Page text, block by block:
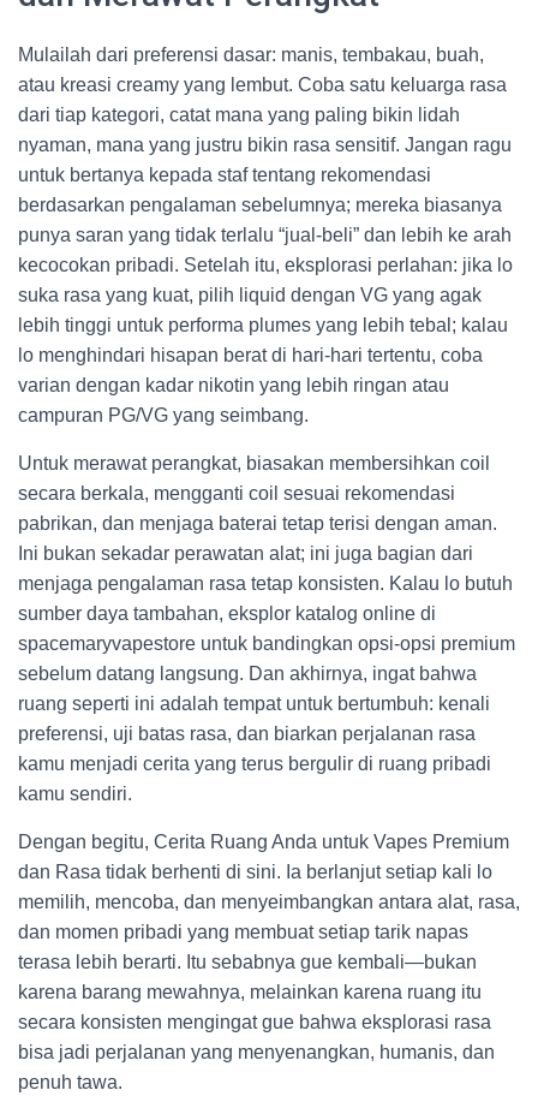
Mulailah dari preferensi dasar: manis, tembakau, buah,
atau kreasi creamy yang lembut. Coba satu keluarga rasa
dari tiap kategori, catat mana yang paling bikin lidah
nyaman, mana yang justru bikin rasa sensitif. Jangan ragu
untuk bertanya kepada staf tentang rekomendasi
berdasarkan pengalaman sebelumnya; mereka biasanya
punya saran yang tidak terlalu “jual-beli” dan lebih ke arah
kecocokan pribadi. Setelah itu, eksplorasi perlahan: jika lo
suka rasa yang kuat, pilih liquid dengan VG yang agak
lebih tinggi untuk performa plumes yang lebih tebal; kalau
lo menghindari hisapan berat di hari-hari tertentu, coba
varian dengan kadar nikotin yang lebih ringan atau
campuran PG/VG yang seimbang.
Untuk merawat perangkat, biasakan membersihkan coil
secara berkala, mengganti coil sesuai rekomendasi
pabrikan, dan menjaga baterai tetap terisi dengan aman.
Ini bukan sekadar perawatan alat; ini juga bagian dari
menjaga pengalaman rasa tetap konsisten. Kalau lo butuh
sumber daya tambahan, eksplor katalog online di
spacemaryvapestore untuk bandingkan opsi-opsi premium
sebelum datang langsung. Dan akhirnya, ingat bahwa
ruang seperti ini adalah tempat untuk bertumbuh: kenali
preferensi, uji batas rasa, dan biarkan perjalanan rasa
kamu menjadi cerita yang terus bergulir di ruang pribadi
kamu sendiri.
Dengan begitu, Cerita Ruang Anda untuk Vapes Premium
dan Rasa tidak berhenti di sini. Ia berlanjut setiap kali lo
memilih, mencoba, dan menyeimbangkan antara alat, rasa,
dan momen pribadi yang membuat setiap tarik napas
terasa lebih berarti. Itu sebabnya gue kembali—bukan
karena barang mewahnya, melainkan karena ruang itu
secara konsisten mengingat gue bahwa eksplorasi rasa
bisa jadi perjalanan yang menyenangkan, humanis, dan
penuh tawa.